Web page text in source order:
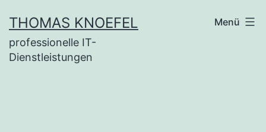
Inhalt
springen
THOMAS KNOEFEL
professionelle IT-
Dienstleistungen
Menü